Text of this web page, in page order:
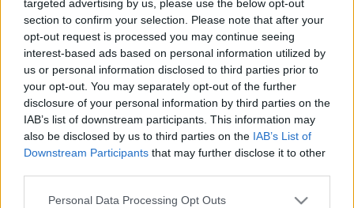
targeted advertising by us, please use the below opt-out
section to confirm your selection. Please note that after your
opt-out request is processed you may continue seeing
interest-based ads based on personal information utilized by
us or personal information disclosed to third parties prior to
your opt-out. You may separately opt-out of the further
disclosure of your personal information by third parties on the
IAB’s list of downstream participants. This information may
also be disclosed by us to third parties on the IAB’s List of
Downstream Participants that may further disclose it to other
Please note that this website/app uses one or more Google
Personal Data Processing Opt Outs
Ács Tamás (forrás: Soproni Petőfi Színház)
Ács Tamáselmondta: a színpadi műben
végigkövethetjük, hogy Johnny képes-e
kommunikálni, visszatérhet-e még valaha az
emberek világába, vagy végképp felemészti a
magány? A mű bemutatásának aktualitását az is
erősíti, hogy 100 éve ért véget az I. világháború.
AJohnny háborújacímű mű színpadi adaptációja
során számomra nem az volt a fontos, hogy
elismételjem a már ismert pacifista, háborúellenes